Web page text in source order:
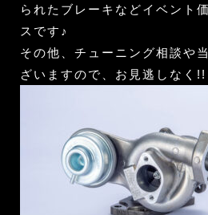
られたブレーキなどイベント
スです♪
その他、チューニング相談や
ざいますので、お見逃しなく!!